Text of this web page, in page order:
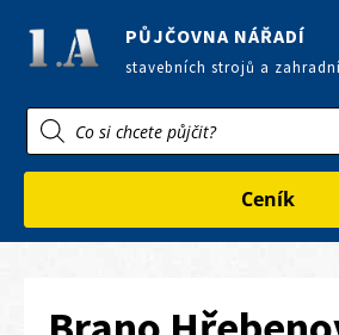
PŮJČOVNA NÁŘADÍ
stavebních strojů a
Products
search
Ceník